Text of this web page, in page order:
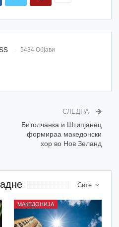
5434 Објави
СЛЕДНА
Битолчанка и Штипјанец
формираа македонски
хор во Нов Зеланд
Сите
МАКЕДОНИЈА